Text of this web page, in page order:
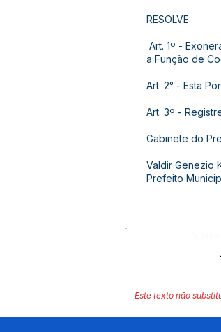
RESOLVE:
Art. 1º -
a Função de
Art. 2° - Esta
Art. 3º -
Gabinete do
Valdir Genezio
Prefeito
Este texto não